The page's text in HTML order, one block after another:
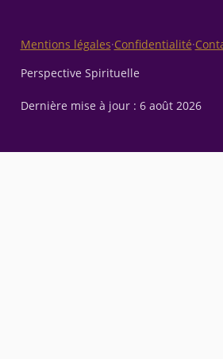
Mentions légales·Confidentialité·
Perspective Spirituelle
Dernière mise à jour : 6 août 2026